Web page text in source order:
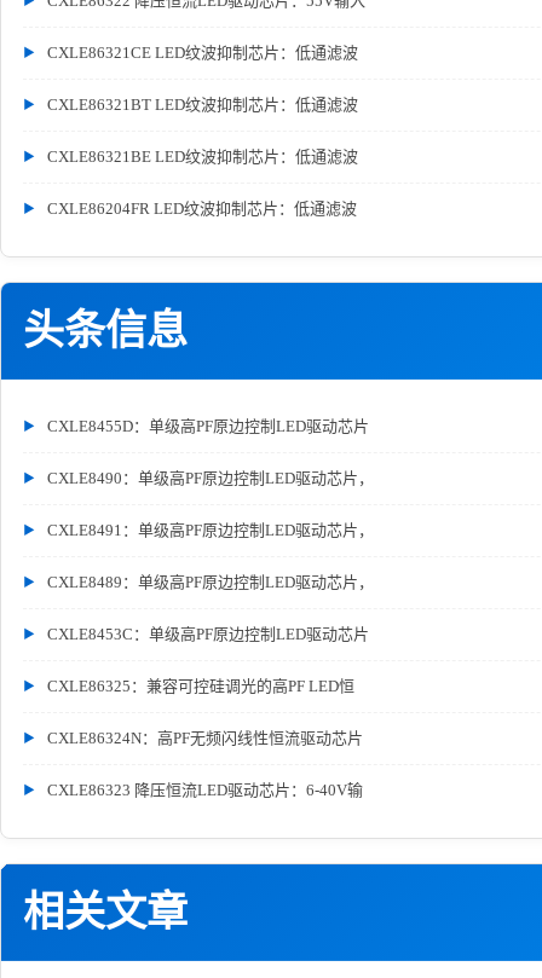
CXLE86321CE LED纹波抑制芯片：低通滤波
CXLE86321BT LED纹波抑制芯片：低通滤波
CXLE86321BE LED纹波抑制芯片：低通滤波
CXLE86204FR LED纹波抑制芯片：低通滤波
头条信息
CXLE8455D：单级高PF原边控制LED驱动芯片
CXLE8490：单级高PF原边控制LED驱动芯片，
CXLE8491：单级高PF原边控制LED驱动芯片，
CXLE8489：单级高PF原边控制LED驱动芯片，
CXLE8453C：单级高PF原边控制LED驱动芯片
CXLE86325：兼容可控硅调光的高PF LED恒
CXLE86324N：高PF无频闪线性恒流驱动芯片
CXLE86323 降压恒流LED驱动芯片：6-40V输
相关文章